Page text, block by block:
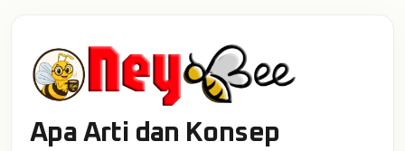
Apa Arti dan Konsep